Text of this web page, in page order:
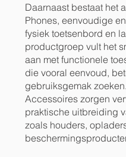
Daarnaast bestaat het
Phones, eenvoudige
fysiek toetsenbord en
productgroep vult het
aan met functionele
die vooral eenvoud,
gebruiksgemak
Accessoires zorgen
praktische uitbreiding
zoals houders,